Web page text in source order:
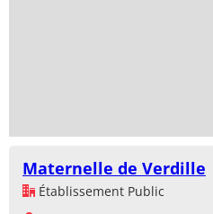
Maternelle de Verdille
Établissement Public